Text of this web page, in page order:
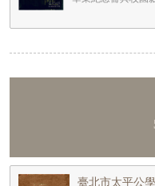
臺北市太平公